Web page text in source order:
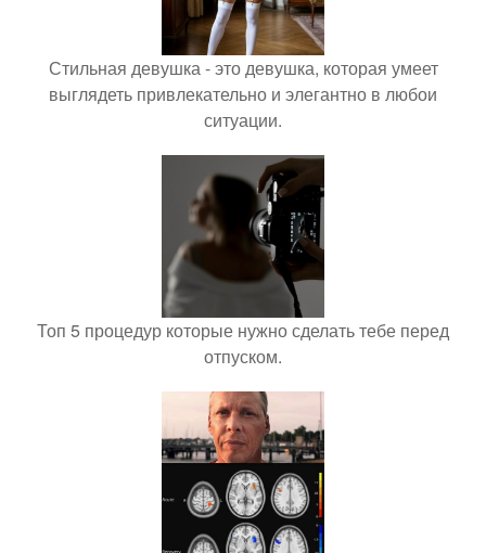
Стильная девушка - это девушка, которая умеет
выглядеть привлекательно и элегантно в любои
ситуации.
Топ 5 процедур которые нужно сделать тебе перед
отпуском.